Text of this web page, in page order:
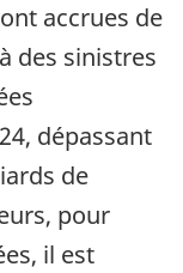
accrues de
des sinistres
dépassant
de
pour
il est